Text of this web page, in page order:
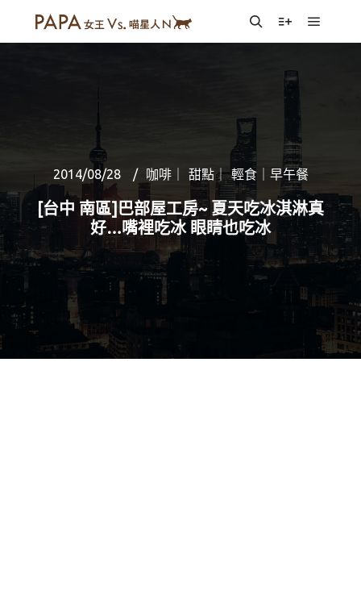
SearchMore info
Main
2014/08/28 咖啡｜ 甜點｜ 輕食｜早午餐
[台中 南區]巴部屋工房~ 夏天吃冰淇淋真
好…嘴裡吃冰 眼睛也吃冰